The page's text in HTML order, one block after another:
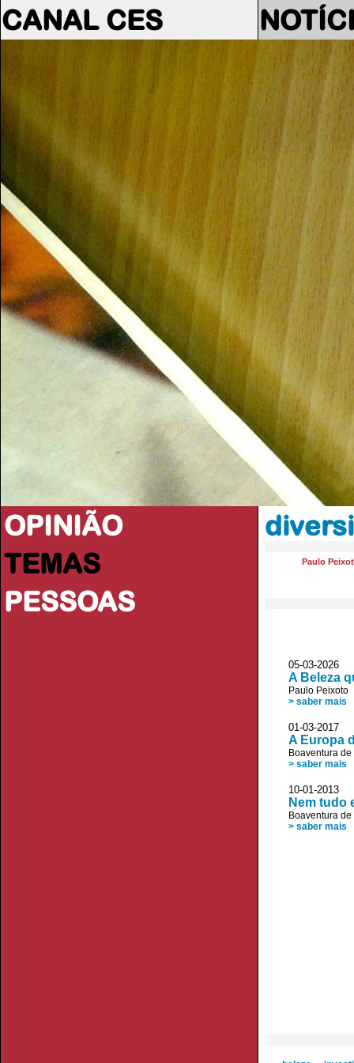
CANAL CES
OPINIÃO
TEMAS
PESSOAS
Paulo
05-03-2026
A Beleza
Paulo Peixoto
> saber mais
01-03-2017
A Europa
Boaventura
> saber mais
10-01-
Nem tudo
Boaventura
> saber mais